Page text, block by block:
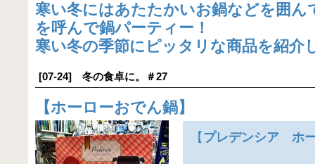
寒い冬にはあたたかいお鍋などを囲ん
を呼んで鍋パーティー！
寒い冬の季節にピッタリな商品を紹介
[07-24] 冬の食卓に。＃27
【ホーローおでん鍋】
【 プレデンシア ホ